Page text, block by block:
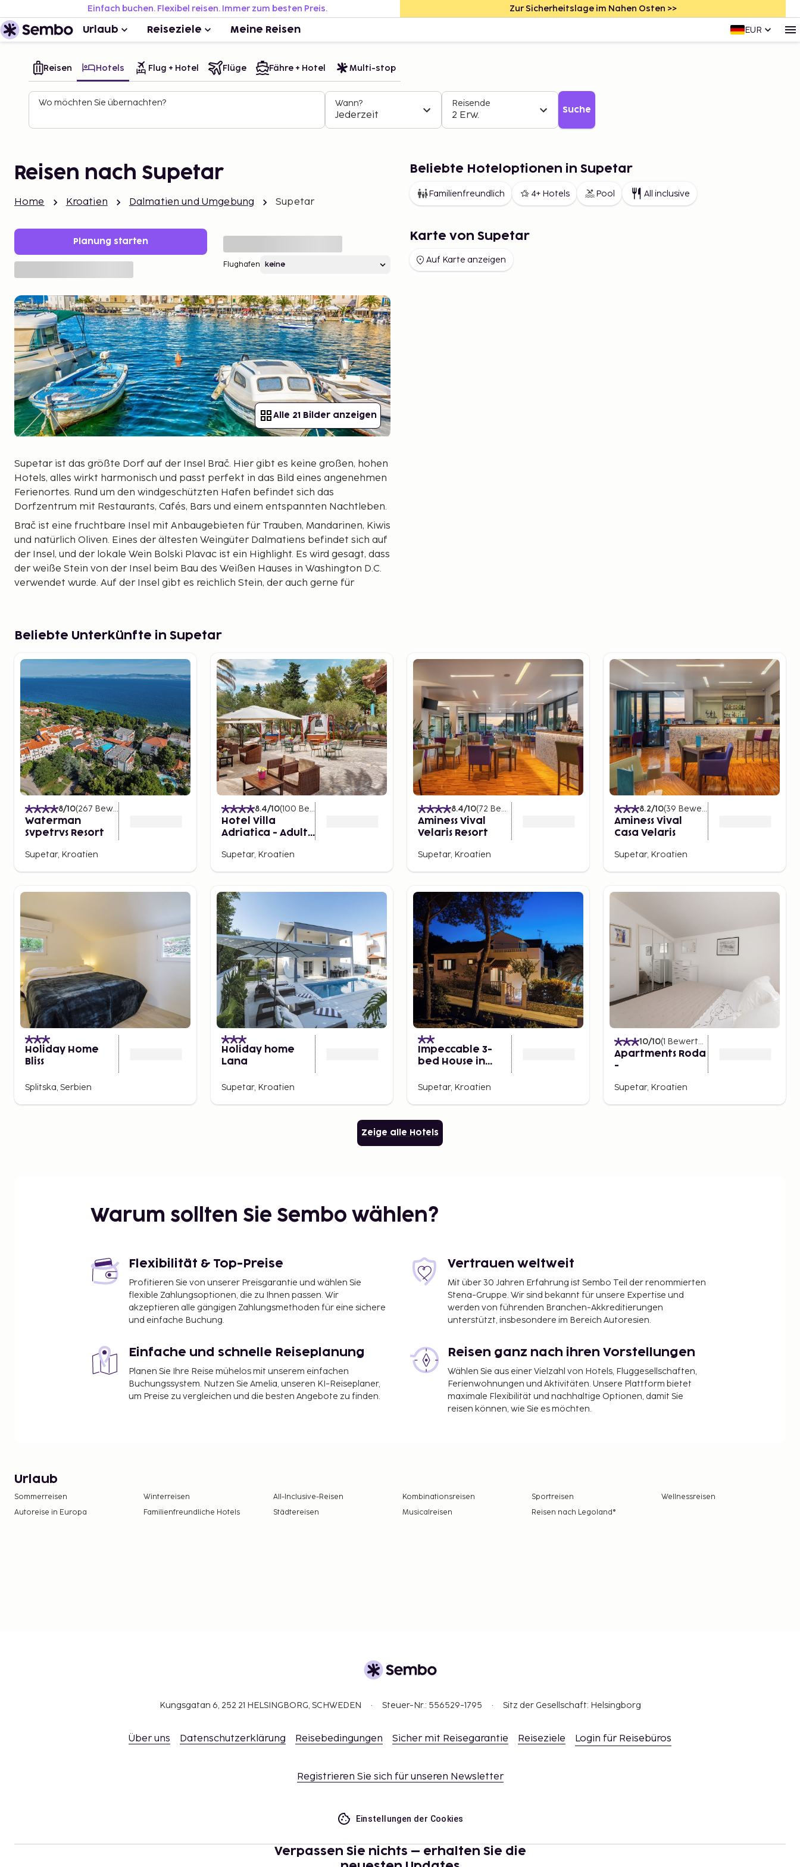
Einfach buchen. Flexibel reisen. Immer zum besten Preis. Zur Sicherheitslage im Nahen Osten >>
Urlaub Reiseziele Meine Reisen EUR
Reisen Hotels Flug + Hotel Flüge Fähre + Hotel Multi-stop
Wo möchten Sie übernachten? Wann?
Jederzeit
Reisende
2 Erw. Suche
Reisen nach Supetar
Home Kroatien Dalmatien und Umgebung Supetar
Planung starten
Flughafen
Alle 21 Bilder anzeigen
Supetar ist das größte Dorf auf der Insel Brač. Hier gibt es keine großen, hohen
Hotels, alles wirkt harmonisch und passt perfekt in das Bild eines angenehmen
Ferienortes. Rund um den windgeschützten Hafen befindet sich das
Dorfzentrum mit Restaurants, Cafés, Bars und einem entspannten Nachtleben.
Brač ist eine fruchtbare Insel mit Anbaugebieten für Trauben, Mandarinen, Kiwis
und natürlich Oliven. Eines der ältesten Weingüter Dalmatiens befindet sich auf
der Insel, und der lokale Wein Bolski Plavac ist ein Highlight. Es wird gesagt, dass
der weiße Stein von der Insel beim Bau des Weißen Hauses in Washington D.C.
verwendet wurde. Auf der Insel gibt es reichlich Stein, der auch gerne für
Beliebte Hoteloptionen in Supetar
Familienfreundlich 4+ Hotels Pool All inclusive
Karte von Supetar
Auf Karte anzeigen
Beliebte Unterkünfte in Supetar
8/10(267 Bewertungen
Waterman
Svpetrvs Resort
Supetar, Kroatien
8.4/10(100 Bewertungen
Hotel Villa
Adriatica - Adults
Supetar, Kroatien
8.4/10(72 Bewertungen
Aminess Vival
Velaris Resort
Supetar, Kroatien
8.2/10(39 Bewertungen
Aminess Vival
Casa Velaris
Supetar, Kroatien
Holiday Home
Bliss
Splitska, Serbien
Holiday home
Lana
Supetar, Kroatien
Impeccable 3-
bed House in
Supetar, Kroatien
10/10(1 Bewertungen
Apartments Roda
-
Supetar, Kroatien
Zeige alle Hotels
Warum sollten Sie Sembo wählen?
Flexibilität & Top-Preise
Profitieren Sie von unserer Preisgarantie und wählen Sie
flexible Zahlungsoptionen, die zu Ihnen passen. Wir
akzeptieren alle gängigen Zahlungsmethoden für eine sichere
und einfache Buchung.
Vertrauen weltweit
Mit über 30 Jahren Erfahrung ist Sembo Teil der renommierten
Stena-Gruppe. Wir sind bekannt für unsere Expertise und
werden von führenden Branchen-Akkreditierungen
unterstützt, insbesondere im Bereich Autoresien.
Einfache und schnelle Reiseplanung
Planen Sie Ihre Reise mühelos mit unserem einfachen
Buchungssystem. Nutzen Sie Amelia, unseren KI-Reiseplaner,
um Preise zu vergleichen und die besten Angebote zu finden.
Reisen ganz nach ihren Vorstellungen
Wählen Sie aus einer Vielzahl von Hotels, Fluggesellschaften,
Ferienwohnungen und Aktivitäten. Unsere Plattform bietet
maximale Flexibilität und nachhaltige Optionen, damit Sie
reisen können, wie Sie es möchten.
Urlaub
Sommerreisen Winterreisen All-Inclusive-Reisen Kombinationsreisen Sportreisen
Wellnessreisen
Autoreise in Europa
Familienfreundliche Hotels Städtereisen Musicalreisen Reisen nach Legoland®
Kungsgatan 6, 252 21 HELSINGBORG, SCHWEDEN Steuer-Nr.: 556529-1795 Sitz der Gesellschaft: Helsingborg
Über uns Datenschutzerklärung Reisebedingungen Sicher mit Reisegarantie Reiseziele Login für Reisebüros
Registrieren Sie sich für unseren Newsletter
Einstellungen der Cookies
Verpassen Sie nichts – erhalten Sie die